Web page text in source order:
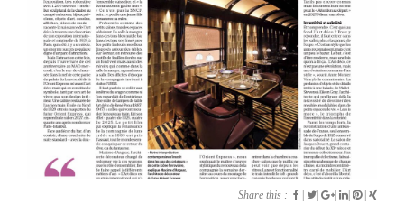
Share this : |